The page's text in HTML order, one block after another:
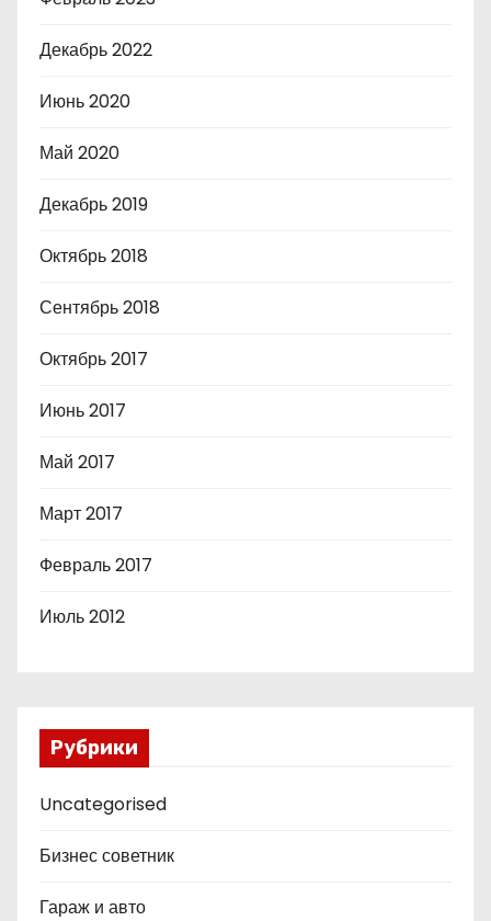
Декабрь 2022
Июнь 2020
Май 2020
Декабрь 2019
Октябрь 2018
Сентябрь 2018
Октябрь 2017
Июнь 2017
Май 2017
Март 2017
Февраль 2017
Июль 2012
Рубрики
Uncategorised
Бизнес советник
Гараж и авто